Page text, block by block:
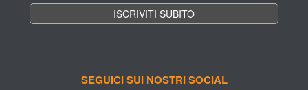
SEGUICI SUI NOSTRI SOCIAL